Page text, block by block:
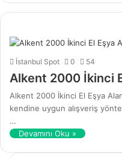
İstanbul Spot 0 54
Alkent 2000 İkinci
Alkent 2000 İkinci El Eşya
kendine uygun alışveriş
…
Devamını Oku »